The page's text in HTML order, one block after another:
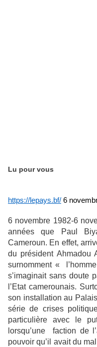
Lu pour vous
https://lepays.bf/ 6
6 novembre 1982-6
années que Paul
Cameroun. En effet,
du président Ahmadou
surnomment «
s’imaginait sans doute
l’Etat camerounais.
son installation au
série de crises
particulière avec le
lorsqu’une faction de
pouvoir qu’il avait du